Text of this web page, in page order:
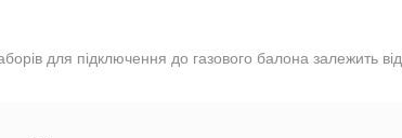
для підключення до газового балона залежить